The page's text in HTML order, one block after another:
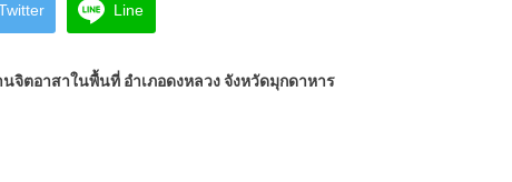
Line
จิตอาสาในพื้นที่ อำเภอดงหลวง จังหวัดมุกดาหาร